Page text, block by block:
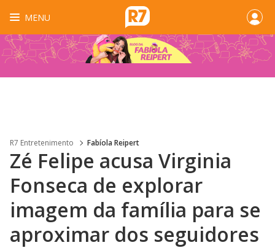
MENU
R7 Entretenimento Fabíola Reipert
Zé Felipe acusa Virginia
Fonseca de explorar
imagem da família para se
aproximar dos seguidores